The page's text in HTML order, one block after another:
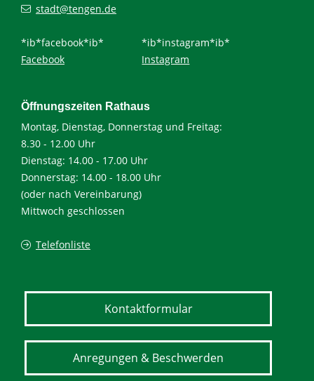
stadt@tengen.de
*ib*facebook*ib*
Facebook
*ib*instagram*ib*
Instagram
Öffnungszeiten Rathaus
Montag, Dienstag, Donnerstag und Freitag:
8.30 - 12.00 Uhr
Dienstag: 14.00 - 17.00 Uhr
Donnerstag: 14.00 - 18.00 Uhr
(oder nach Vereinbarung)
Mittwoch geschlossen
Telefonliste
Kontaktformular
Anregungen & Beschwerden